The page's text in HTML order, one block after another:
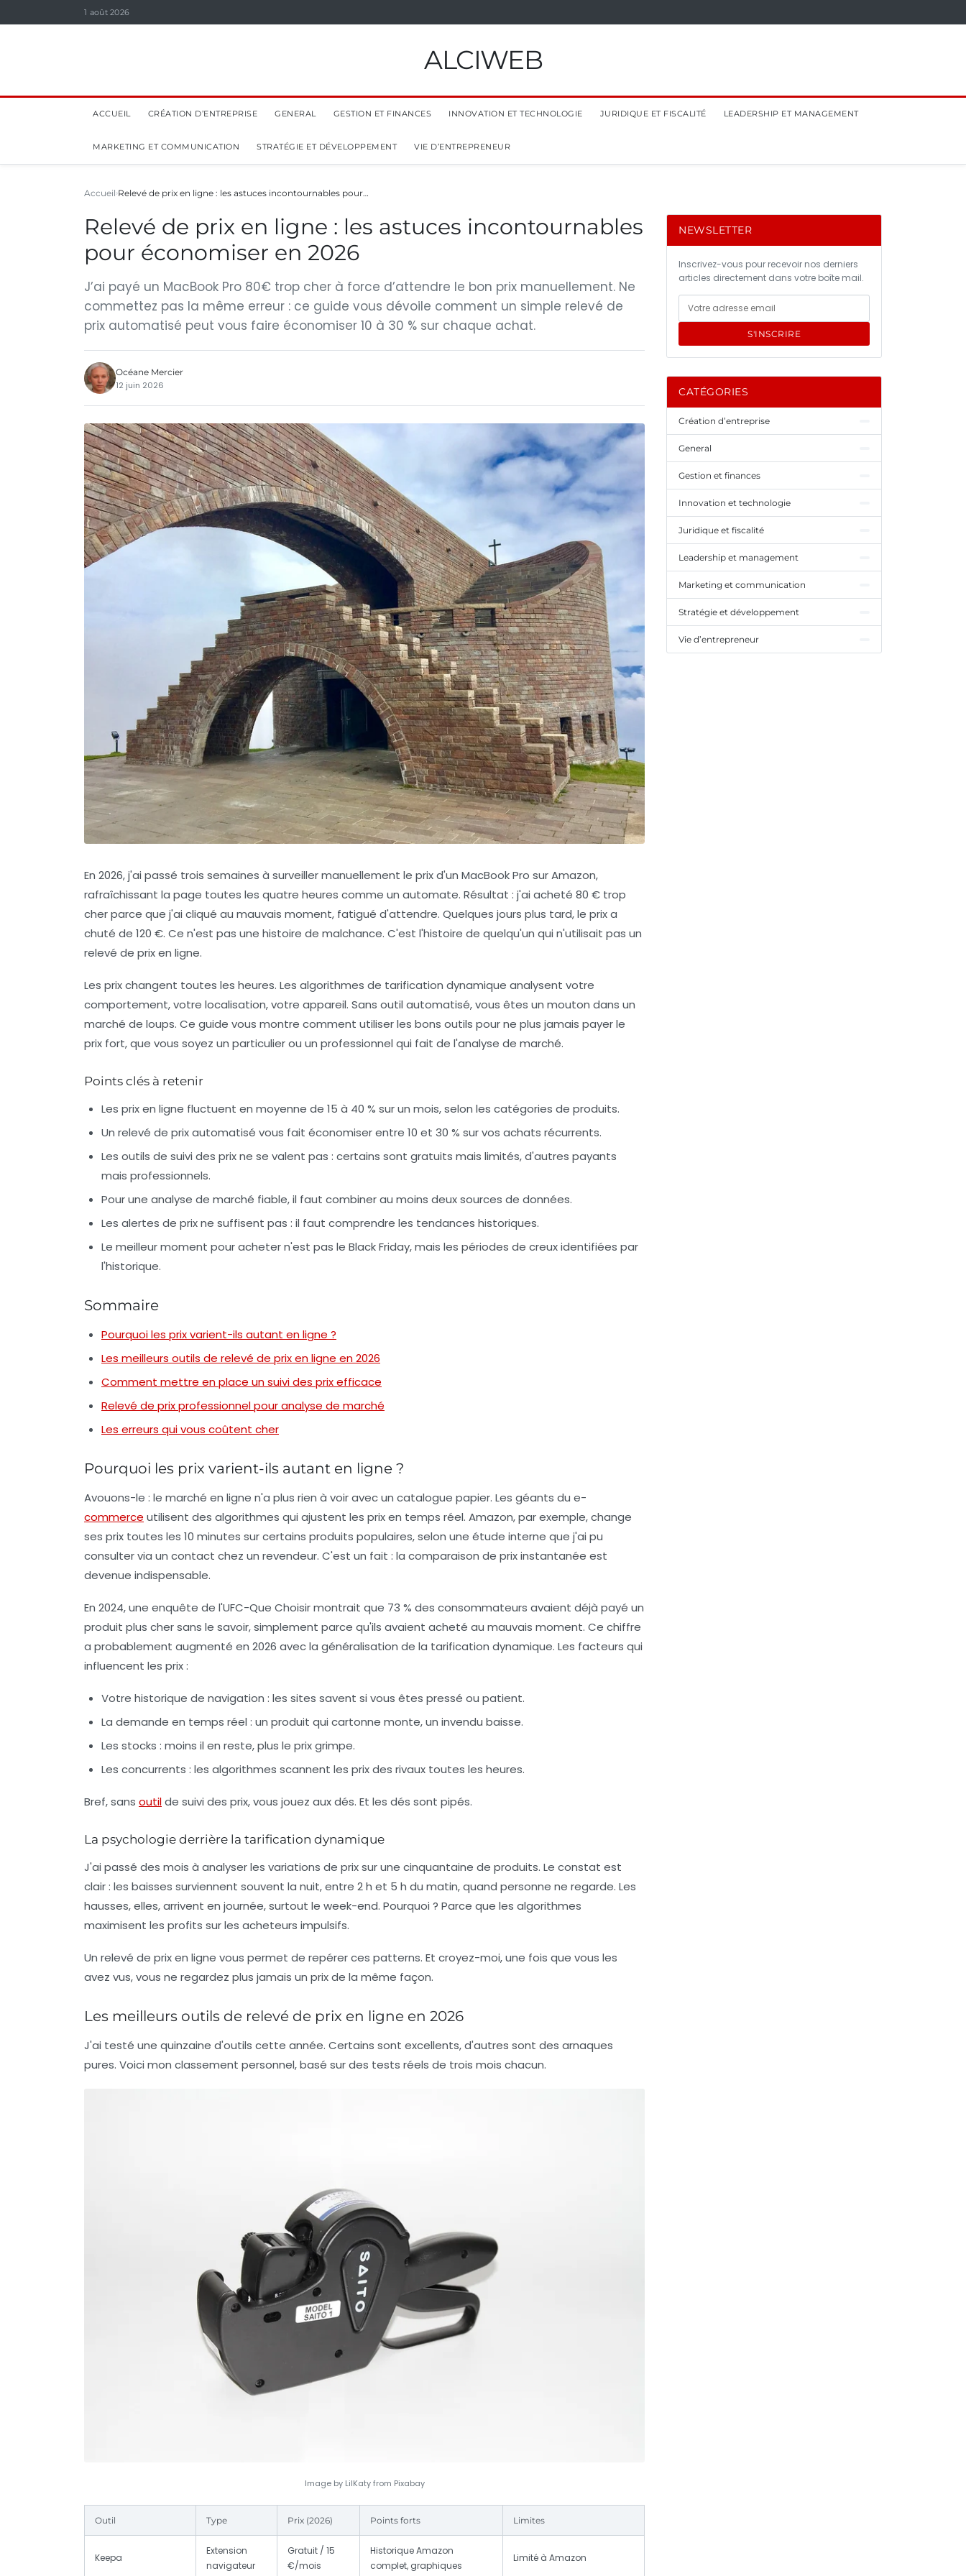
1 août 2026
ALCIWEB
ACCUEIL CRÉATION D’ENTREPRISE GENERAL GESTION ET FINANCES INNOVATION ET TECHNOLOGIE JURIDIQUE ET FISCALITÉ LEADERSHIP ET MANAGEMENT
MARKETING ET COMMUNICATION STRATÉGIE ET DÉVELOPPEMENT VIE D’ENTREPRENEUR
Accueil Relevé de prix en ligne : les astuces incontournables pour…
Relevé de prix en ligne : les astuces incontournables
pour économiser en 2026
J’ai payé un MacBook Pro 80€ trop cher à force d’attendre le bon prix manuellement. Ne
commettez pas la même erreur : ce guide vous dévoile comment un simple relevé de
prix automatisé peut vous faire économiser 10 à 30 % sur chaque achat.
Océane Mercier
12 juin 2026
En 2026, j'ai passé trois semaines à surveiller manuellement le prix d'un MacBook Pro sur Amazon,
rafraîchissant la page toutes les quatre heures comme un automate. Résultat : j'ai acheté 80 € trop
cher parce que j'ai cliqué au mauvais moment, fatigué d'attendre. Quelques jours plus tard, le prix a
chuté de 120 €. Ce n'est pas une histoire de malchance. C'est l'histoire de quelqu'un qui n'utilisait pas un
relevé de prix en ligne.
Les prix changent toutes les heures. Les algorithmes de tarification dynamique analysent votre
comportement, votre localisation, votre appareil. Sans outil automatisé, vous êtes un mouton dans un
marché de loups. Ce guide vous montre comment utiliser les bons outils pour ne plus jamais payer le
prix fort, que vous soyez un particulier ou un professionnel qui fait de l'analyse de marché.
Points clés à retenir
Les prix en ligne fluctuent en moyenne de 15 à 40 % sur un mois, selon les catégories de produits.
Un relevé de prix automatisé vous fait économiser entre 10 et 30 % sur vos achats récurrents.
Les outils de suivi des prix ne se valent pas : certains sont gratuits mais limités, d'autres payants
mais professionnels.
Pour une analyse de marché fiable, il faut combiner au moins deux sources de données.
Les alertes de prix ne suffisent pas : il faut comprendre les tendances historiques.
Le meilleur moment pour acheter n'est pas le Black Friday, mais les périodes de creux identifiées par
l'historique.
Sommaire
Pourquoi les prix varient-ils autant en ligne ?
Les meilleurs outils de relevé de prix en ligne en 2026
Comment mettre en place un suivi des prix efficace
Relevé de prix professionnel pour analyse de marché
Les erreurs qui vous coûtent cher
Pourquoi les prix varient-ils autant en ligne ?
Avouons-le : le marché en ligne n'a plus rien à voir avec un catalogue papier. Les géants du e-
commerce utilisent des algorithmes qui ajustent les prix en temps réel. Amazon, par exemple, change
ses prix toutes les 10 minutes sur certains produits populaires, selon une étude interne que j'ai pu
consulter via un contact chez un revendeur. C'est un fait : la comparaison de prixinstantanée est
devenue indispensable.
En 2024, une enquête de l'UFC-Que Choisir montrait que 73 % des consommateurs avaient déjà payé un
produit plus cher sans le savoir, simplement parce qu'ils avaient acheté au mauvais moment. Ce chiffre
a probablement augmenté en 2026 avec la généralisation de la tarification dynamique. Les facteurs qui
influencent les prix :
Votre historique de navigation : les sites savent si vous êtes pressé ou patient.
La demande en temps réel : un produit qui cartonne monte, un invendu baisse.
Les stocks : moins il en reste, plus le prix grimpe.
Les concurrents : les algorithmes scannent les prix des rivaux toutes les heures.
Bref, sans outilde suivi des prix, vous jouez aux dés. Et les dés sont pipés.
La psychologie derrière la tarification dynamique
J'ai passé des mois à analyser les variations de prix sur une cinquantaine de produits. Le constat est
clair : les baisses surviennent souvent la nuit, entre 2 h et 5 h du matin, quand personne ne regarde. Les
hausses, elles, arrivent en journée, surtout le week-end. Pourquoi ? Parce que les algorithmes
maximisent les profits sur les acheteurs impulsifs.
Un relevé de prix en ligne vous permet de repérer ces patterns. Et croyez-moi, une fois que vous les
avez vus, vous ne regardez plus jamais un prix de la même façon.
Les meilleurs outils de relevé de prix en ligne en 2026
J'ai testé une quinzaine d'outils cette année. Certains sont excellents, d'autres sont des arnaques
pures. Voici mon classement personnel, basé sur des tests réels de trois mois chacun.
Image by LilKaty from Pixabay
Outil Type Prix (2026) Points forts Limites
Keepa
Extension
navigateur
Gratuit / 15
€/mois
Historique Amazon
complet, graphiques
Limité à Amazon
NEWSLETTER
Inscrivez-vous pour recevoir nos derniers
articles directement dans votre boîte mail.
S'INSCRIRE
CATÉGORIES
Création d’entreprise
General
Gestion et finances
Innovation et technologie
Juridique et fiscalité
Leadership et management
Marketing et communication
Stratégie et développement
Vie d’entrepreneur